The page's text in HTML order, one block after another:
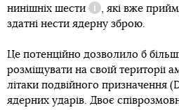
нинішніх шести
Довідка
, які вже
здатні нести ядерну зброю.
Це потенційно дозволило б
розміщувати на своїй території
літаки подвійного призначення
ядерних ударів. Двоє